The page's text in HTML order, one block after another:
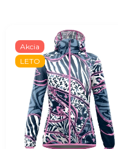
Akcia
LETO